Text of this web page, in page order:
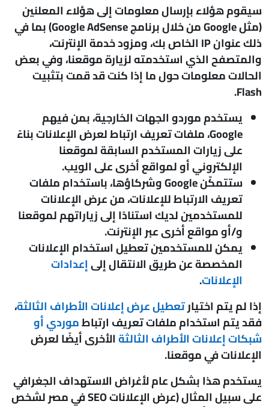
سيقوم هؤلاء بإرسال معلومات إلى هؤلاء المعلنين
(مثل Google من خلال برنامج Google AdSense) بما في
ذلك عنوان IP الخاص بك، ومزود خدمة الإنترنت،
والمتصفح الذي استخدمته لزيارة موقعنا، وفي بعض
الحالات معلومات حول ما إذا كنت قد قمت بتثبيت
Flash.
يستخدم موردو الجهات الخارجية، بمن فيهم
Google، ملفات تعريف ارتباط لعرض الإعلانات بناءً
على زيارات المستخدم السابقة لموقعنا
الإلكتروني أو لمواقع أخرى على الويب.
ستتمكّن Google وشركاؤها، باستخدام ملفات
تعريف الارتباط للإعلانات، من عرض الإعلانات
للمستخدمين لديك استنادًا إلى زياراتهم لموقعنا
و/أو مواقع أخرى عبر الإنترنت.
يمكن للمستخدمين تعطيل استخدام الإعلانات
المخصصة عن طريق الانتقال إلىإعدادات
الإعلانات.
إذا لم يتم اختيارتعطيل عرض إعلانات الأطراف الثالثة،
فقد يتم استخدام ملفات تعريف ارتباطموردي أو
شبكات إعلانات الأطراف الثالثةالأخرى أيضًا لعرض
الإعلانات في موقعنا.
يستخدم هذا بشكل عام لأغراض الاستهداف الجغرافي
على سبيل المثال (عرض الإعلانات SEO في مصر لشخص